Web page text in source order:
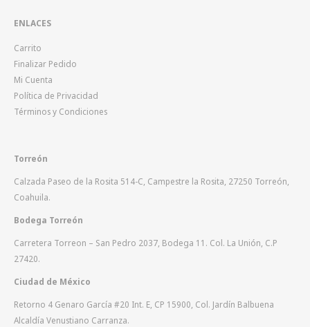
ENLACES
Carrito
Finalizar Pedido
Mi Cuenta
Política de Privacidad
Términos y Condiciones
Torreón
Calzada Paseo de la Rosita 514-C, Campestre la Rosita, 27250 Torreón,
Coahuila.
Bodega Torreón
Carretera Torreon – San Pedro 2037, Bodega 11. Col. La Unión, C.P
27420.
Ciudad de México
Retorno 4 Genaro García #20 Int. E, CP 15900, Col. Jardín Balbuena
Alcaldía Venustiano Carranza.